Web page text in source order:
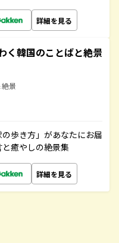
詳細を見る
く韓国のことばと絶景
景
歩き方」があなたにお届
癒やしの絶景集
詳細を見る